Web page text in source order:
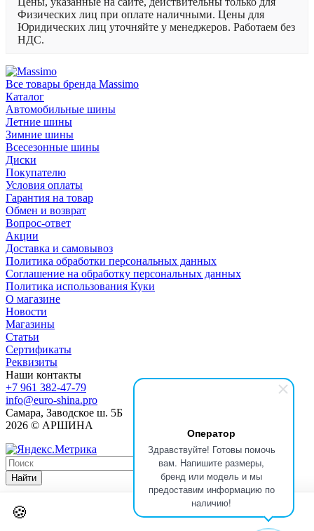
Оператор
Здравствуйте! Готовы помочь
вам. Напишите размеры,
бренд или модель и мы
предоставим информацию по
наличию!
Физических лиц при оплате наличными. Цены для
Юридических лиц уточняйте у менеджеров. Работаем без
НДС.
Все товары бренда Massimo
Каталог
Автомобильные шины
Летние шины
Зимние шины
Всесезонные шины
Диски
Покупателю
Условия оплаты
Гарантия на товар
Обмен и возврат
Вопрос-ответ
Акции
Доставка и самовывоз
Политика обработки персональных данных
Соглашение на обработку персональных данных
Политика использования Куки
О магазине
Новости
Магазины
Статьи
Сертификаты
Реквизиты
Наши контакты
+7 961 382-47-79
info@euro-shina.pro
Самара, Заводское ш. 5Б
2026 © АРШИНА
Найти
🍪